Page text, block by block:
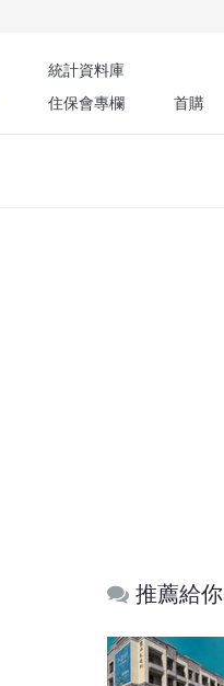
統計資料庫
住保會專欄 首購
推薦給你